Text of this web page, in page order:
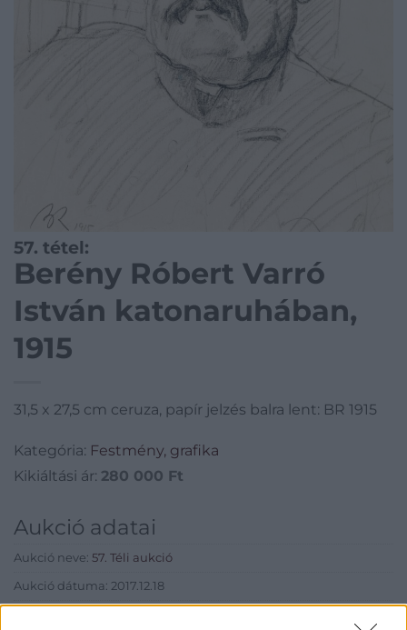
57. tétel:
Berény Róbert Varró
István katonaruhában,
1915
31,5 x 27,5 cm ceruza, papír jelzés balra lent: BR 1915
Kategória: Festmény, grafika
Kikiáltási ár: 280 000 Ft
Aukció adatai
Aukció neve: 57. Téli aukció
Aukció dátuma: 2017.12.18